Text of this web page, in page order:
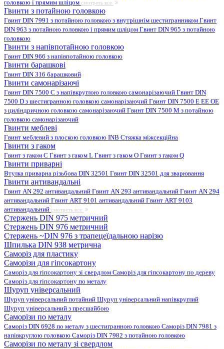
головкою і прямим шліцом смотреть все
Гвинти з потайною головкою
Гвинт DIN 7991 з потайною головкою з внутрішнім шестигранником Гвинт
DIN 963 з потайною головкою і прямим шліцом Гвинт DIN 965 з потайною
головкою
Гвинти з напівпотайною головкою
Гвинт DIN 966 з напівпотайною головкою
Гвинти барашкові
Гвинт DIN 316 барашковий
Гвинти самонарізаючі
Гвинт DIN 7500 C з напівкруглою головкою самонарізаючий Гвинт DIN
7500 D з шестигранною головкою самонарізаючий Гвинт DIN 7500 E EE OE
з циліндричною головкою самонарізаючий Гвинт DIN 7500 M з потайною
головкою самонарізаючий
Гвинти меблеві
Гвинт меблевий з плоскою головкою INB Стяжка міжсекційна
Гвинти з гаком
Гвинт з гаком C Гвинт з гаком L Гвинт з гаком O Гвинт з гаком Q
Гвинти приварні
Втулка приварна різьбова DIN 32501 Гвинт DIN 32501 для зварювання
Гвинти антивандальні
Гвинт AN 292 антивандальний Гвинт AN 293 антивандальний Гвинт AN 294
антивандальний Гвинт ART 9101 антивандальний Гвинт ART 9103
антивандальний смотреть все
Стержень DIN 975 метричний
Стержень DIN 976 метричний
Стержень ~DIN 976 з трапецеїдальною нарізю
Шпилька DIN 938 метрична
Саморіз для пластику
Саморізи для гіпсокартону
Саморіз для гіпсокартону зі свердлом Саморіз для гіпсокартону по дереву
Саморіз для гіпсокартону по металу
Шуруп універсальний
Шуруп універсальний потайний Шуруп універсальний напівкруглий
Шуруп універсальний з пресшайбою
Саморізи по металу
Саморіз DIN 6928 по металу з шестигранною головкою Саморіз DIN 7981 з
напівкруглою головкою Саморіз DIN 7982 з потайною головкою
Саморізи по металу зі свердлом